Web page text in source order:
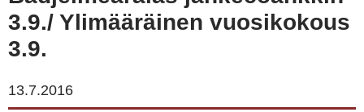
3.9./ Ylimääräinen vuosikokous
3.9.
13.7.2016